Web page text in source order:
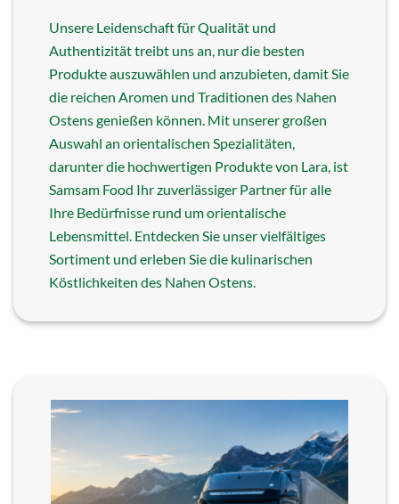
Unsere Leidenschaft für Qualität und
Authentizität treibt uns an, nur die besten
Produkte auszuwählen und anzubieten, damit Sie
die reichen Aromen und Traditionen des Nahen
Ostens genießen können. Mit unserer großen
Auswahl an orientalischen Spezialitäten,
darunter die hochwertigen Produkte von Lara, ist
Samsam Food Ihr zuverlässiger Partner für alle
Ihre Bedürfnisse rund um orientalische
Lebensmittel. Entdecken Sie unser vielfältiges
Sortiment und erleben Sie die kulinarischen
Köstlichkeiten des Nahen Ostens.